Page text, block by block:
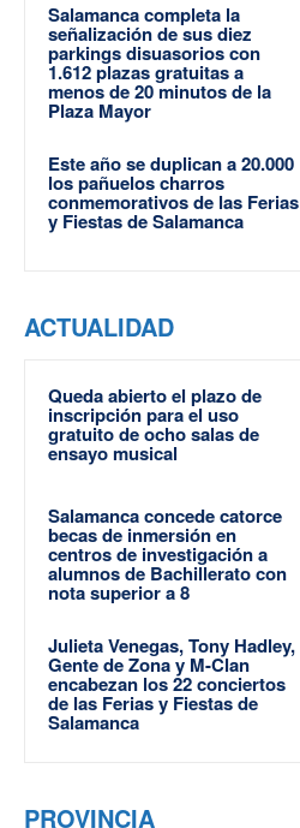
Salamanca completa la
señalización de sus diez
parkings disuasorios con
1.612 plazas gratuitas a
menos de 20 minutos de la
Plaza Mayor
Este año se duplican a 20.000
los pañuelos charros
conmemorativos de las Ferias
y Fiestas de Salamanca
ACTUALIDAD
Queda abierto el plazo de
inscripción para el uso
gratuito de ocho salas de
ensayo musical
Salamanca concede catorce
becas de inmersión en
centros de investigación a
alumnos de Bachillerato con
nota superior a 8
Julieta Venegas, Tony Hadley,
Gente de Zona y M-Clan
encabezan los 22 conciertos
de las Ferias y Fiestas de
Salamanca
PROVINCIA